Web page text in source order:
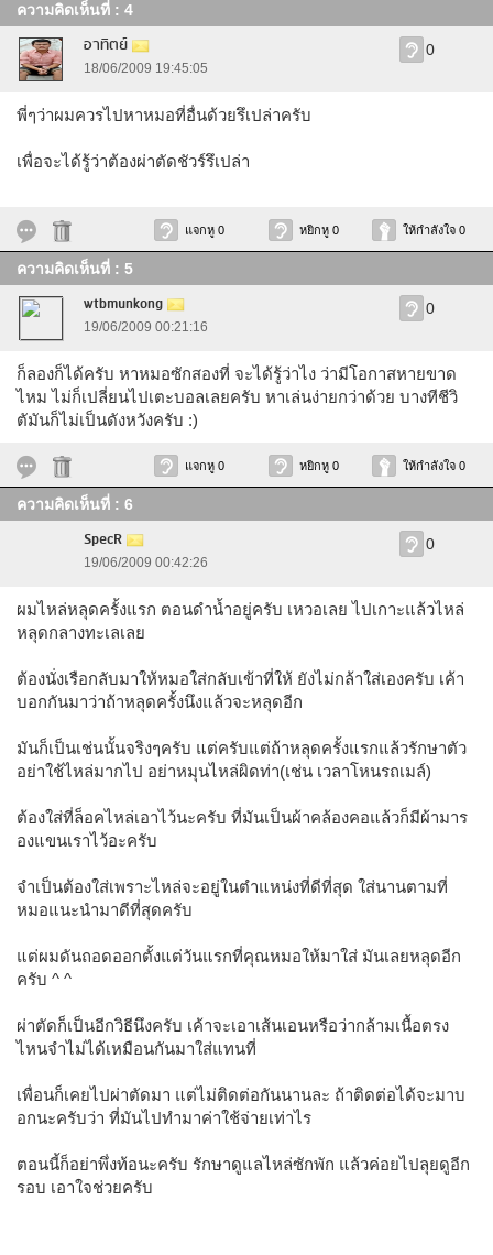
ความคิดเห็นที่ : 4
อาทิตย์
18/06/2009 19:45:05
0
พี่ๆว่าผมควรไปหาหมอที่อื่นด้วยรึเปล่าครับ
เพื่อจะได้รู้ว่าต้องผ่าตัดชัวร์รึเปล่า
แจกหู 0 หยิกหู 0 ให้กำลังใจ 0
ความคิดเห็นที่ : 5
wtbmunkong
19/06/2009 00:21:16
0
ก็ลองก็ได้ครับ หาหมอซักสองที่ จะได้รู้ว่าไง ว่ามีโอกาสหายขาด
ไหม ไม่ก็เปลี่ยนไปเตะบอลเลยครับ หาเล่นง่ายกว่าด้วย บางทีชีวิ
ตัมันก็ไม่เป็นดังหวังครับ :)
แจกหู 0 หยิกหู 0 ให้กำลังใจ 0
ความคิดเห็นที่ : 6
SpecR
19/06/2009 00:42:26
0
ผมไหล่หลุดครั้งแรก ตอนดำน้ำอยู่ครับ เหวอเลย ไปเกาะแล้วไหล่
หลุดกลางทะเลเลย
ต้องนั่งเรือกลับมาให้หมอใส่กลับเข้าที่ให้ ยังไม่กล้าใส่เองครับ เค้า
บอกกันมาว่าถ้าหลุดครั้งนึงแล้วจะหลุดอีก
มันก็เป็นเช่นนั้นจริงๆครับ แต่ครับแต่ถ้าหลุดครั้งแรกแล้วรักษาตัว
อย่าใช้ไหล่มากไป อย่าหมุนไหล่ผิดท่า(เช่น เวลาโหนรถเมล์)
ต้องใส่ที่ล็อคไหล่เอาไว้นะครับ ที่มันเป็นผ้าคล้องคอแล้วก็มีผ้ามาร
องแขนเราไว้อะครับ
จำเป็นต้องใส่เพราะไหล่จะอยู่ในตำแหน่งที่ดีที่สุด ใส่นานตามที่
หมอแนะนำมาดีที่สุดครับ
แต่ผมดันถอดออกตั้งแต่วันแรกที่คุณหมอให้มาใส่ มันเลยหลุดอีก
ครับ ^ ^
ผ่าตัดก็เป็นอีกวิธีนึงครับ เค้าจะเอาเส้นเอนหรือว่ากล้ามเนื้อตรง
ไหนจำไม่ได้เหมือนกันมาใส่แทนที่
เพื่อนก็เคยไปผ่าตัดมา แต่ไม่ติดต่อกันนานละ ถ้าติดต่อได้จะมาบ
อกนะครับว่า ที่มันไปทำมาค่าใช้จ่ายเท่าไร
ตอนนี้ก็อย่าพึ่งท้อนะครับ รักษาดูแลไหล่ซักพัก แล้วค่อยไปลุยดูอีก
รอบ เอาใจช่วยครับ